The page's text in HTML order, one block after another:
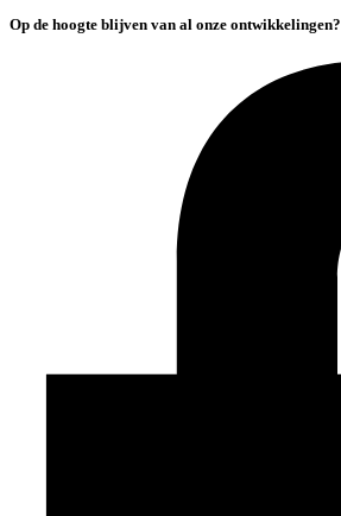
Op de hoogte blijven van al onze ontwikkelingen?